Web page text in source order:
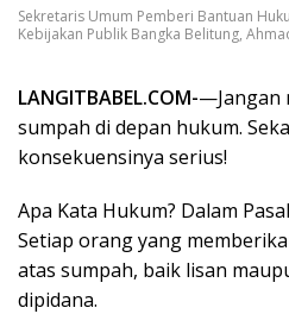
Sekretaris Umum Pemberi Bantuan
Kebijakan Publik Bangka Belitung,
LANGITBABEL.COM-—Jangan
sumpah di depan hukum.
konsekuensinya serius!
Apa Kata Hukum? Dalam
Setiap orang yang
atas sumpah, baik lisan
dipidana.